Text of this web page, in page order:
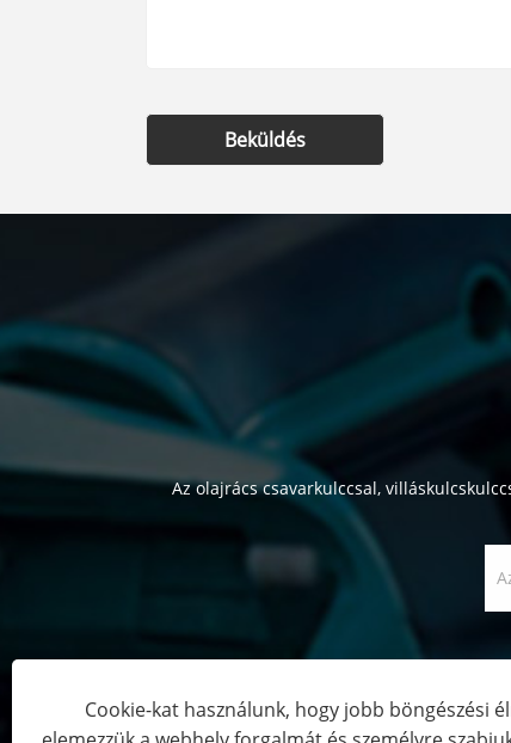
Beküldés
Az olajrács csavarkulccsal,
Cookie-kat használunk, hogy jobb böngészési